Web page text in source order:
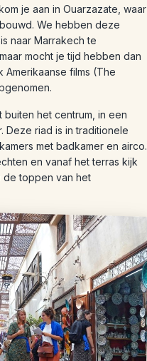
je aan in Ouarzazate, waar
We hebben deze
naar Marrakech te
mocht je tijd hebben dan
Amerikaanse films (The
het centrum, in een
Deze riad is in traditionele
met badkamer en airco.
en vanaf het terras kijk
de toppen van het